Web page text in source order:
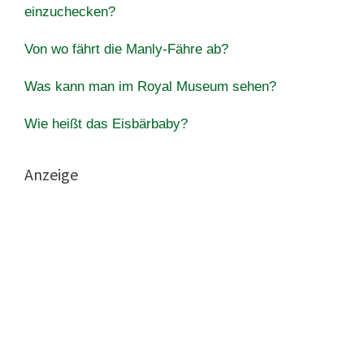
einzuchecken?
Von wo fährt die Manly-Fähre ab?
Was kann man im Royal Museum sehen?
Wie heißt das Eisbärbaby?
Anzeige